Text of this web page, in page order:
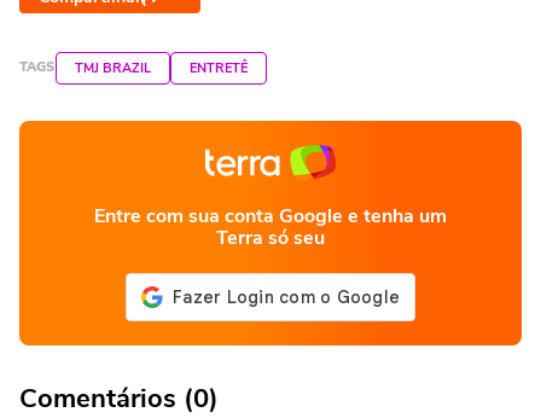
TAGS TMJ BRAZIL ENTRETÊ
Entre com sua conta Google e tenha um
Terra só seu
Comentários (0)